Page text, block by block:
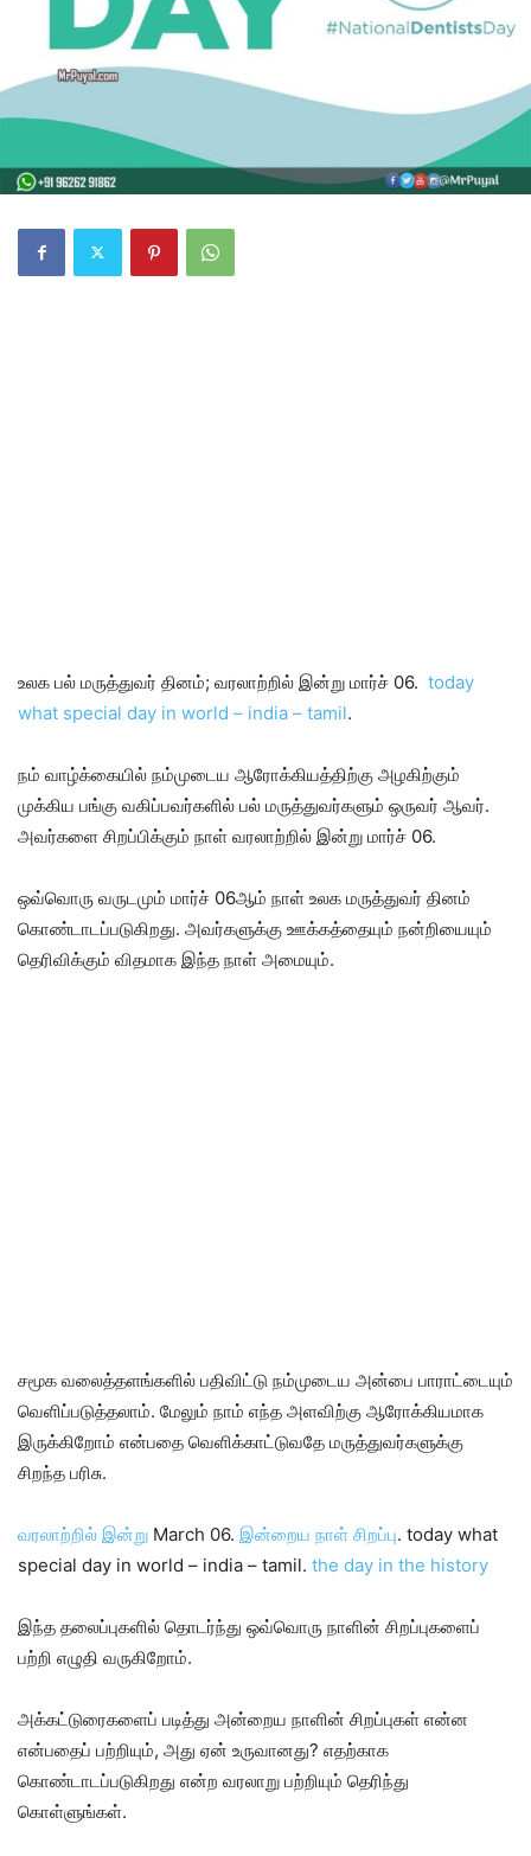
உலக பல் மருத்துவர் தினம்; வரலாற்றில் இன்று மார்ச் 06. today
what special day in world – india – tamil.
நம் வாழ்க்கையில் நம்முடைய ஆரோக்கியத்திற்கு அழகிற்கும்
முக்கிய பங்கு வகிப்பவர்களில் பல் மருத்துவர்களும் ஒருவர் ஆவர்.
அவர்களை சிறப்பிக்கும் நாள் வரலாற்றில் இன்று மார்ச் 06.
ஒவ்வொரு வருடமும் மார்ச் 06ஆம் நாள் உலக மருத்துவர் தினம்
கொண்டாடப்படுகிறது. அவர்களுக்கு ஊக்கத்தையும் நன்றியையும்
தெரிவிக்கும் விதமாக இந்த நாள் அமையும்.
சமூக வலைத்தளங்களில் பதிவிட்டு நம்முடைய அன்பை பாராட்டையும்
வெளிப்படுத்தலாம். மேலும் நாம் எந்த அளவிற்கு ஆரோக்கியமாக
இருக்கிறோம் என்பதை வெளிக்காட்டுவதே மருத்துவர்களுக்கு
சிறந்த பரிசு.
வரலாற்றில் இன்று March 06. இன்றைய நாள் சிறப்பு. today what
special day in world – india – tamil. the day in the history
இந்த தலைப்புகளில் தொடர்ந்து ஒவ்வொரு நாளின் சிறப்புகளைப்
பற்றி எழுதி வருகிறோம்.
அக்கட்டுரைகளைப் படித்து அன்றைய நாளின் சிறப்புகள் என்ன
என்பதைப் பற்றியும், அது ஏன் உருவானது? எதற்காக
கொண்டாடப்படுகிறது என்ற வரலாறு பற்றியும் தெரிந்து
கொள்ளுங்கள்.